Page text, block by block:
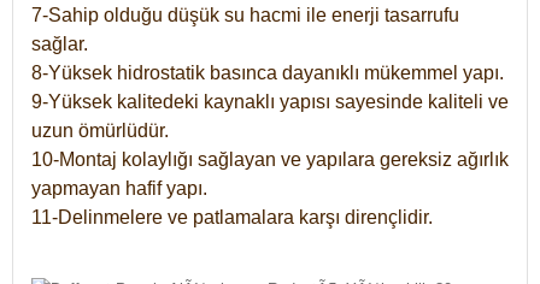
7-Sahip olduğu düşük su hacmi ile enerji tasarrufu
sağlar.
8-Yüksek hidrostatik basınca dayanıklı mükemmel yapı.
9-Yüksek kalitedeki kaynaklı yapısı sayesinde kaliteli ve
uzun ömürlüdür.
10-Montaj kolaylığı sağlayan ve yapılara gereksiz ağırlık
yapmayan hafif yapı.
11-Delinmelere ve patlamalara karşı dirençlidir.